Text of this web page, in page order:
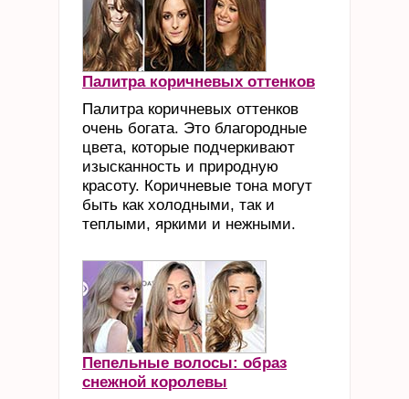
Палитра коричневых оттенков
Палитра коричневых оттенков
очень богата. Это благородные
цвета, которые подчеркивают
изысканность и природную
красоту. Коричневые тона могут
быть как холодными, так и
теплыми, яркими и нежными.
Пепельные волосы: образ
снежной королевы